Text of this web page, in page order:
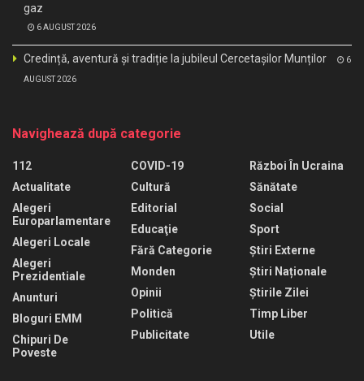
gaz
6 AUGUST 2026
Credință, aventură și tradiție la jubileul Cercetașilor Munților 6
AUGUST 2026
Navighează după categorie
112
Actualitate
Alegeri
Europarlamentare
Alegeri Locale
Alegeri
Prezidentiale
Anunturi
Bloguri EMM
Chipuri De
Poveste
COVID-19
Cultură
Editorial
Educaţie
Fără Categorie
Monden
Opinii
Politică
Publicitate
Război În Ucraina
Sănătate
Social
Sport
Știri Externe
Știri Naționale
Știrile Zilei
Timp Liber
Utile